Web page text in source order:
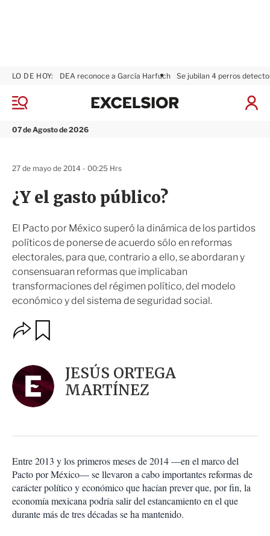
M
n
07 de Agosto de 2026
LO DE HOY: DEA reconoce a García Harfuch Se jubilan 4 perros
I
ó
x
¿Y el gasto público?
El Pacto por México superó la dinámica de los partidos
políticos de ponerse de acuerdo sólo en reformas
electorales, para que, contrario a ello, se abordaran y
consensuaran reformas que implicaban
transformaciones del régimen político, del modelo
económico y del sistema de seguridad social.
27 de mayo de 2014 - 00:25 Hrs
O
p
n
e
s
c
m
p
a
r
t
i
a
r
JESÚS ORTEGA
MARTÍNEZ
Entre 2013 y los primeros meses de 2014 —en el marco del
Pacto por México— se llevaron a cabo importantes reformas de
carácter político y económico que hacían prever que, por fin, la
economía mexicana podría salir del estancamiento en el que
durante más de tres décadas se ha mantenido.